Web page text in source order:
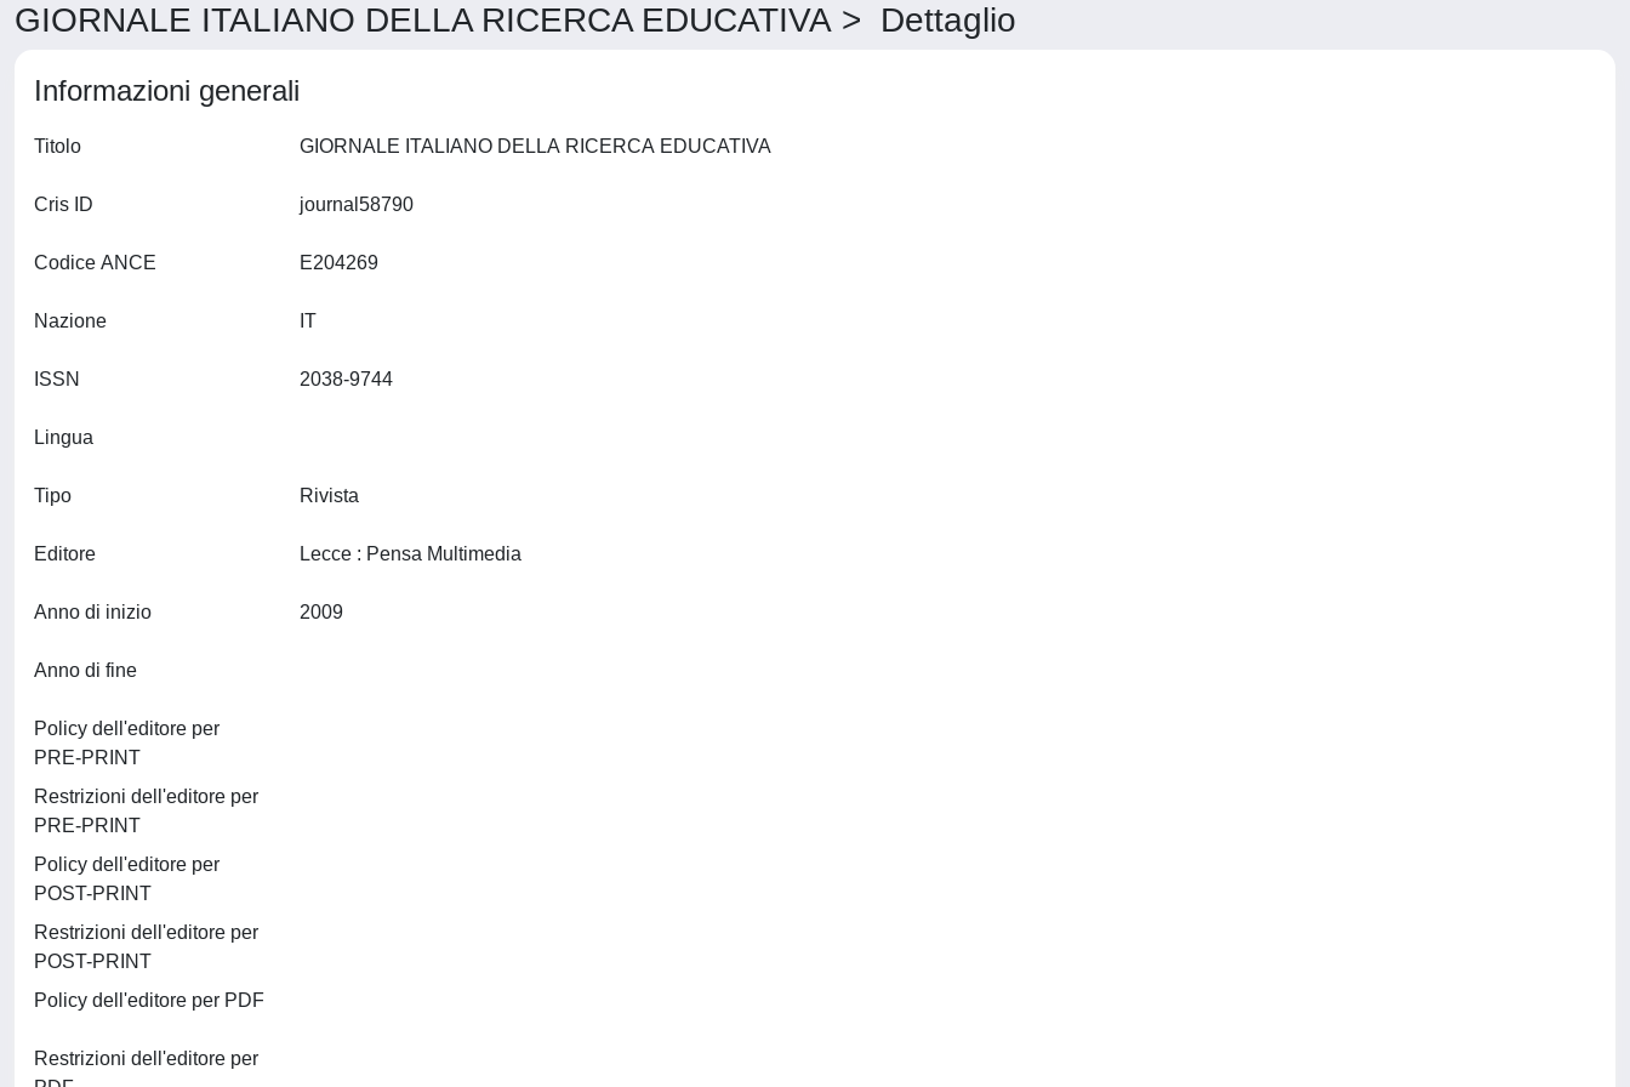
GIORNALE ITALIANO DELLA RICERCA EDUCATIVA > Dettaglio
Informazioni generali
Titolo
Cris ID
Codice ANCE
Nazione
ISSN
Lingua
Tipo Rivista
Editore
Anno di inizio
Anno di fine
Policy dell'editore per
PRE-PRINT
Restrizioni dell'editore per
PRE-PRINT
Policy dell'editore per
POST-PRINT
Restrizioni dell'editore per
POST-PRINT
Policy dell'editore per PDF
Restrizioni dell'editore per